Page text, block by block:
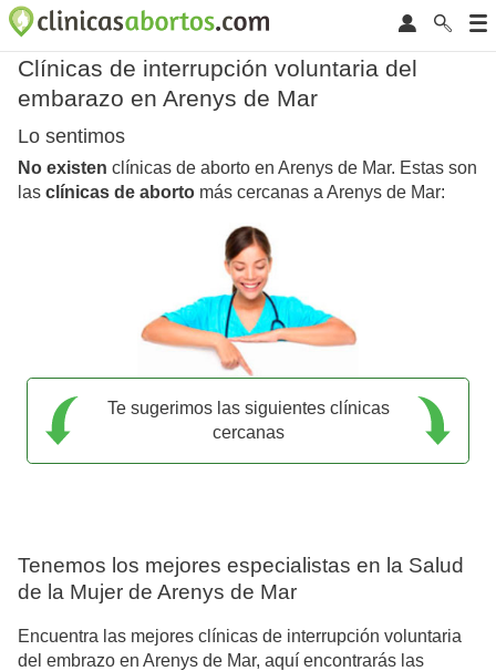
Clínicas de interrupción voluntaria del
embarazo en Arenys de Mar
Lo sentimos
No existen clínicas de aborto en Arenys de Mar. Estas son
las clínicas de aborto más cercanas a Arenys de Mar:
Te sugerimos las siguientes clínicas
cercanas
Tenemos los mejores especialistas en la Salud
de la Mujer de Arenys de Mar
Encuentra las mejores clínicas de interrupción voluntaria
del embrazo en Arenys de Mar, aquí encontrarás las